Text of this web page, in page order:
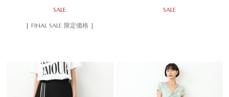
SALE
| FINAL SALE 限定価格 |
SALE